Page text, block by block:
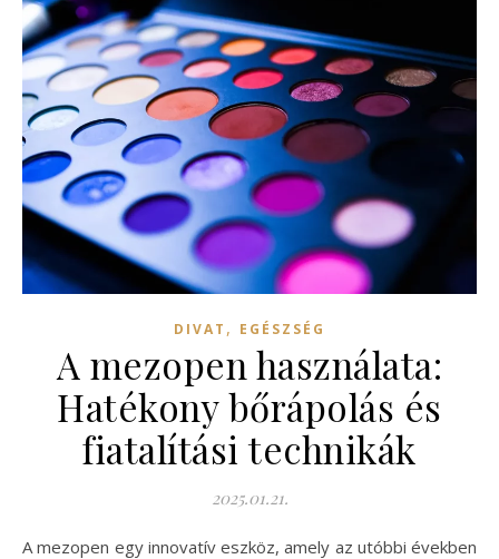
DIVAT , EGÉSZSÉG
A mezopen használata:
Hatékony bőrápolás és
fiatalítási technikák
2025.01.21.
A mezopen egy innovatív eszköz, amely az utóbbi években